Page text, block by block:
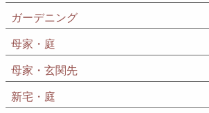
ガーデニング
母家・庭
母家・玄関先
新宅・庭